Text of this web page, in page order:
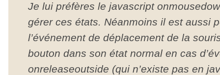
Je lui préfères le javascript
gérer ces états. Néanmoins il est aussi
l’événement de déplacement de la
bouton dans son état normal en cas
onreleaseoutside (qui n’existe pas en